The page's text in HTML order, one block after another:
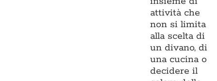
attività che
non si limita
alla scelta di
un divano, di
una cucina o
decidere il